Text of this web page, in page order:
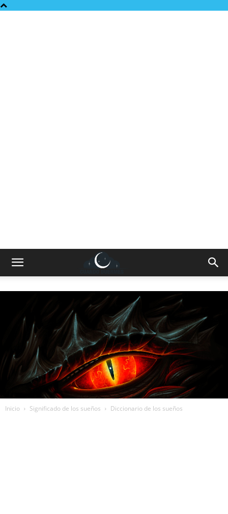
Inicio Significado de los sueños Diccionario de los sueños